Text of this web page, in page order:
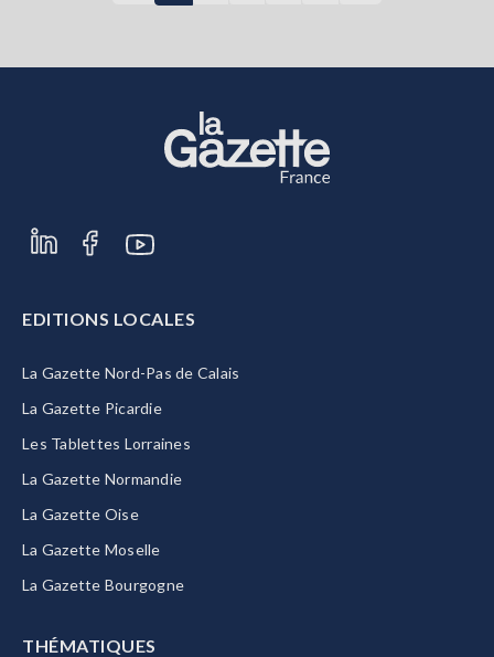
EDITIONS LOCALES
La Gazette Nord-Pas de Calais
La Gazette Picardie
Les Tablettes Lorraines
La Gazette Normandie
La Gazette Oise
La Gazette Moselle
La Gazette Bourgogne
THÉMATIQUES